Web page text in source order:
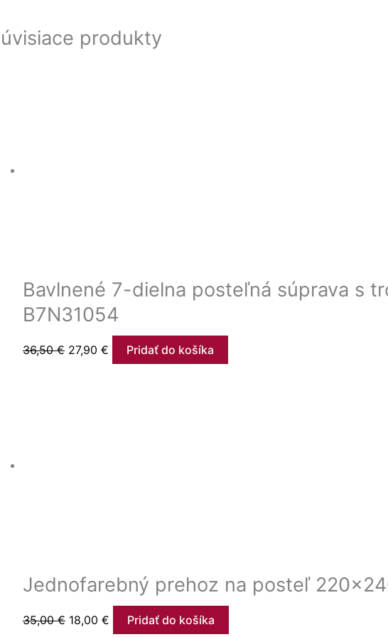
produkty
Bavlnené 7-dielna posteľná súprava s
B7N31054
36,50€ 27,90 € Pridať do košíka
Jednofarebný prehoz na posteľ
35,00€ 18,00 € Pridať do košíka